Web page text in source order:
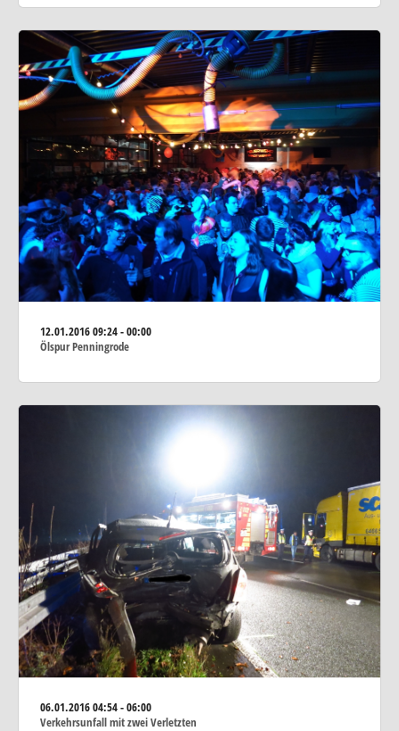
12.01.201609:24 - 00:00
Ölspur Penningrode
06.01.201604:54 - 06:00
Verkehrsunfall mit zwei Verletzten